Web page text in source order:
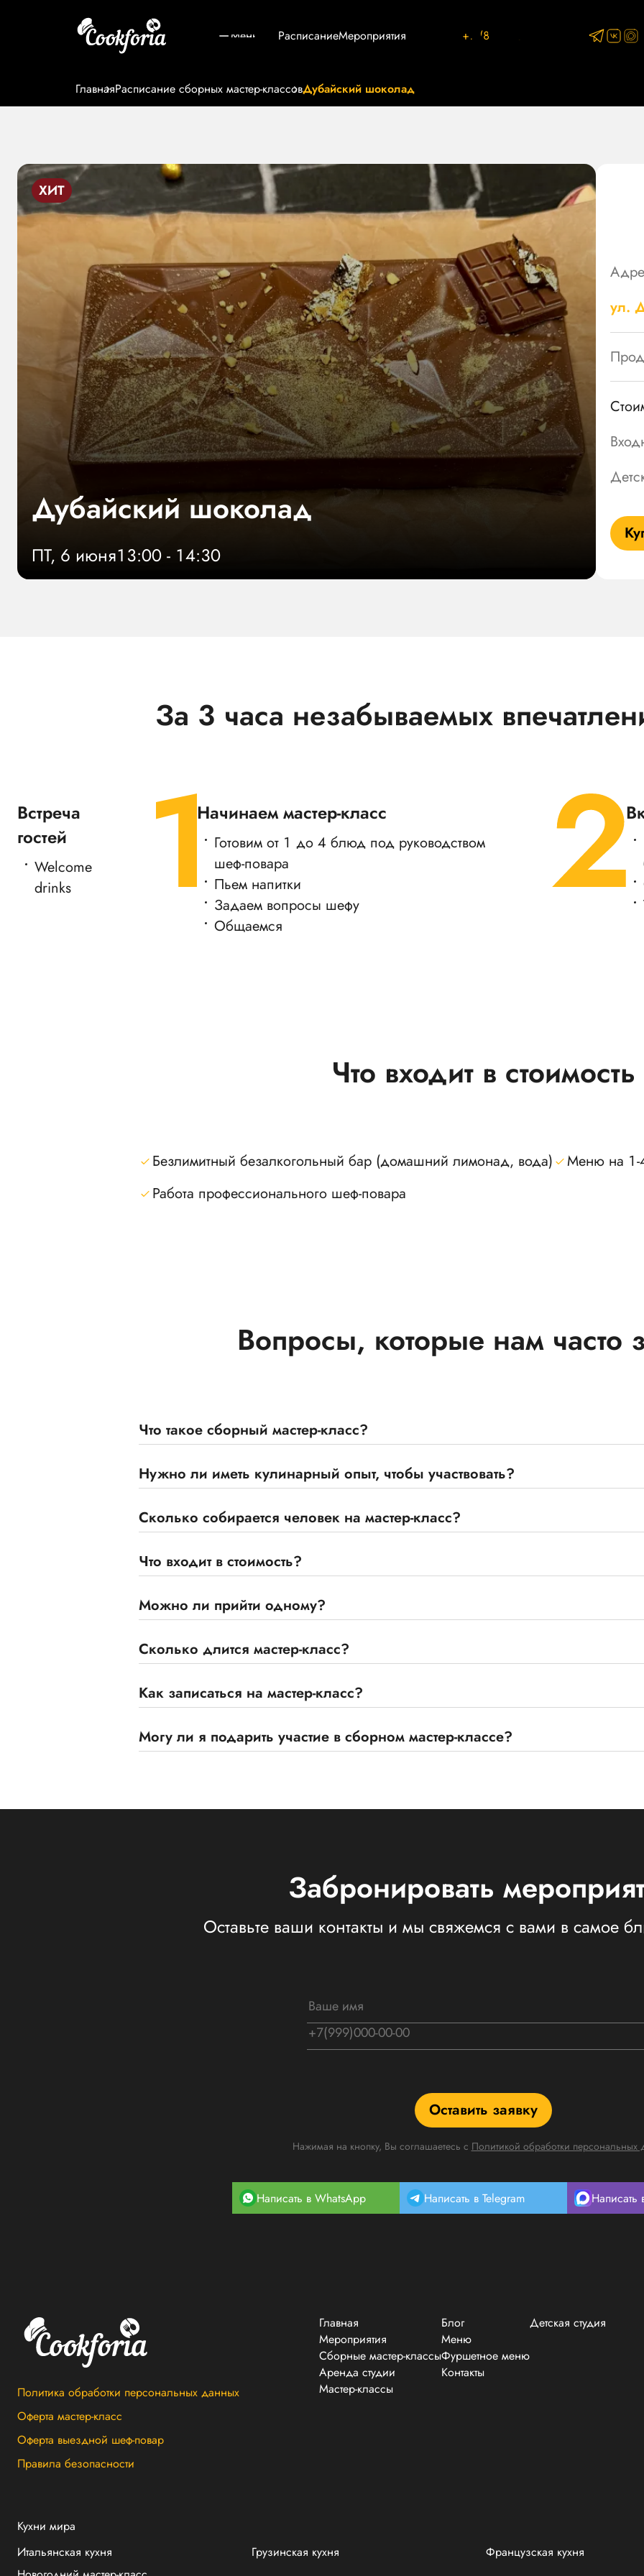
Меню РасписаниеМероприятия +7 (812) 767-87-93
ГлавнаяРасписание сборных мастер-классовДубайский шоколад
ХИТ
Дубайский шоколад
ПТ, 6 июня13:00 - 14:30
ул.
За 3 часа незабываемых
Встреча
гостей
Welcome
drinks
Начинаем мастер-класс
Готовим от 1 до 4 блюд под руководством
шеф-повара
Пьем напитки
Задаем вопросы шефу
Общаемся
Что входит в стоимость
Безлимитный безалкогольный бар (домашний лимонад, вода)
Работа профессионального шеф-повара
Меню на 1-
Вопросы, которые нам часто
Что такое сборный мастер-класс?
Нужно ли иметь кулинарный опыт, чтобы участвовать?
Сколько собирается человек на мастер-класс?
Что входит в стоимость?
Можно ли прийти одному?
Сколько длится мастер-класс?
Как записаться на мастер-класс?
Могу ли я подарить участие в сборном мастер-классе?
Забронировать
Оставьте ваши контакты и мы свяжемся с вами в самое
Оставить заявку
Нажимая на кнопку, Вы соглашаетесь с Политикой обработки персональных
Написать в WhatsApp Написать в Telegram Написать
Политика обработки персональных данных
Оферта мастер-класс
Оферта выездной шеф-повар
Правила безопасности
Главная
Мероприятия
Сборные мастер-классы
Аренда студии
Мастер-классы
Блог
Меню
Фуршетное меню
Контакты
Детская студия
Кухни мира
Итальянская кухня
Грузинская кухня Французская кухня